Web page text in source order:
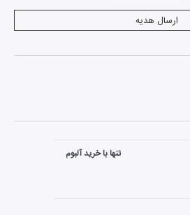
ارسال هدیه
تنها با خرید آلبوم